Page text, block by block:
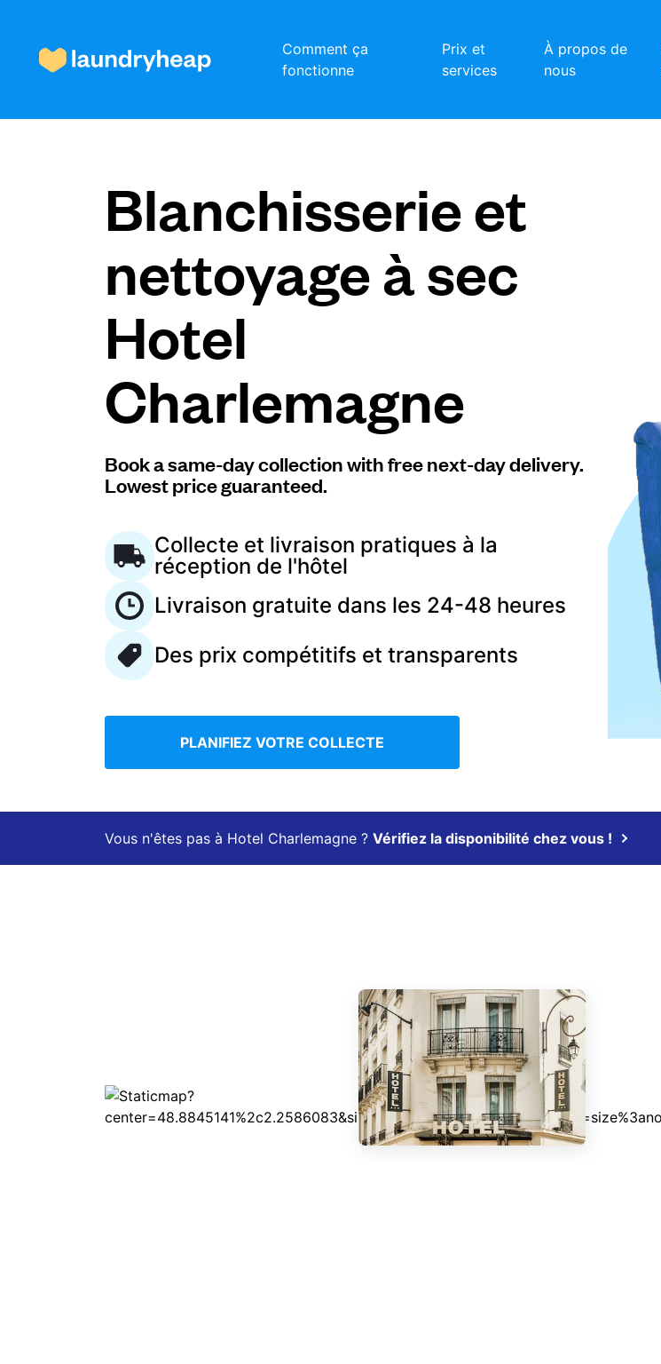
Comment ça
fonctionne
Prix et
services
À propos de
nous
Prix et services
À propos de nous
Pour les entreprises
Blanchisserie et
nettoyage à sec
Hotel
Charlemagne
Book a same-day collection with free next-day delivery.
Lowest price guaranteed.
Collecte et livraison pratiques à la
réception de l'hôtel
Livraison gratuite dans les 24-48 heures
Des prix compétitifs et transparents
PLANIFIEZ VOTRE COLLECTE
Vous n'êtes pas à Hotel Charlemagne ? Vérifiez la disponibilité chez vous !